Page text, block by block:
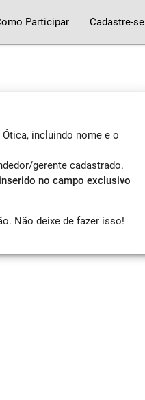
Participar Cadastre-se
incluindo nome e o
gerente cadastrado.
no campo exclusivo
Não deixe de fazer isso!